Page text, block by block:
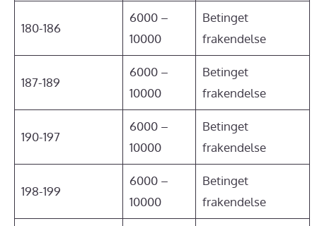
180-186
6000 –
10000
Betinget
frakendelse
187-189
6000 –
10000
Betinget
frakendelse
190-197
6000 –
10000
Betinget
frakendelse
198-199
6000 –
10000
Betinget
frakendelse